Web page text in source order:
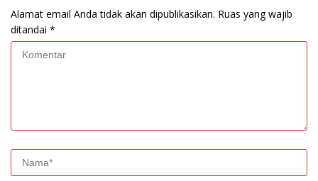
Alamat email Anda tidak akan dipublikasikan. Ruas yang wajib
ditandai *